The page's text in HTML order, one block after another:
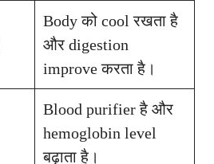
Body को cool रखता है
और digestion
improve करता है।
Blood purifier है और
hemoglobin level
बढ़ाता है।